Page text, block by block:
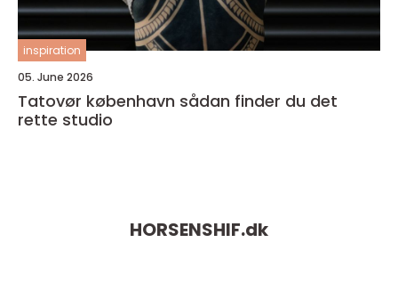
inspiration
05. June 2026
Tatovør københavn sådan finder du det
rette studio
HORSENSHIF.dk